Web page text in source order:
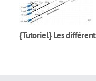
{Tutoriel} Les